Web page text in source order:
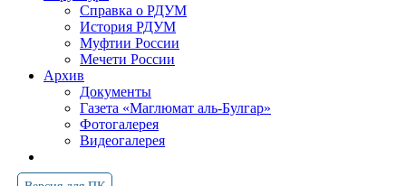
Справка о РДУМ
История РДУМ
Муфтии России
Мечети России
Архив
Документы
Газета «Маглюмат аль-Булгар»
Фотогалерея
Видеогалерея